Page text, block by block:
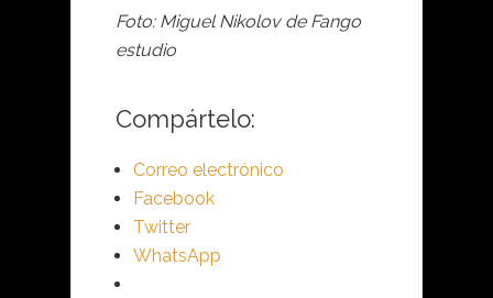
Foto: Miguel Nikolov de Fango
estudio
Compártelo:
Correo electrónico
Facebook
Twitter
WhatsApp